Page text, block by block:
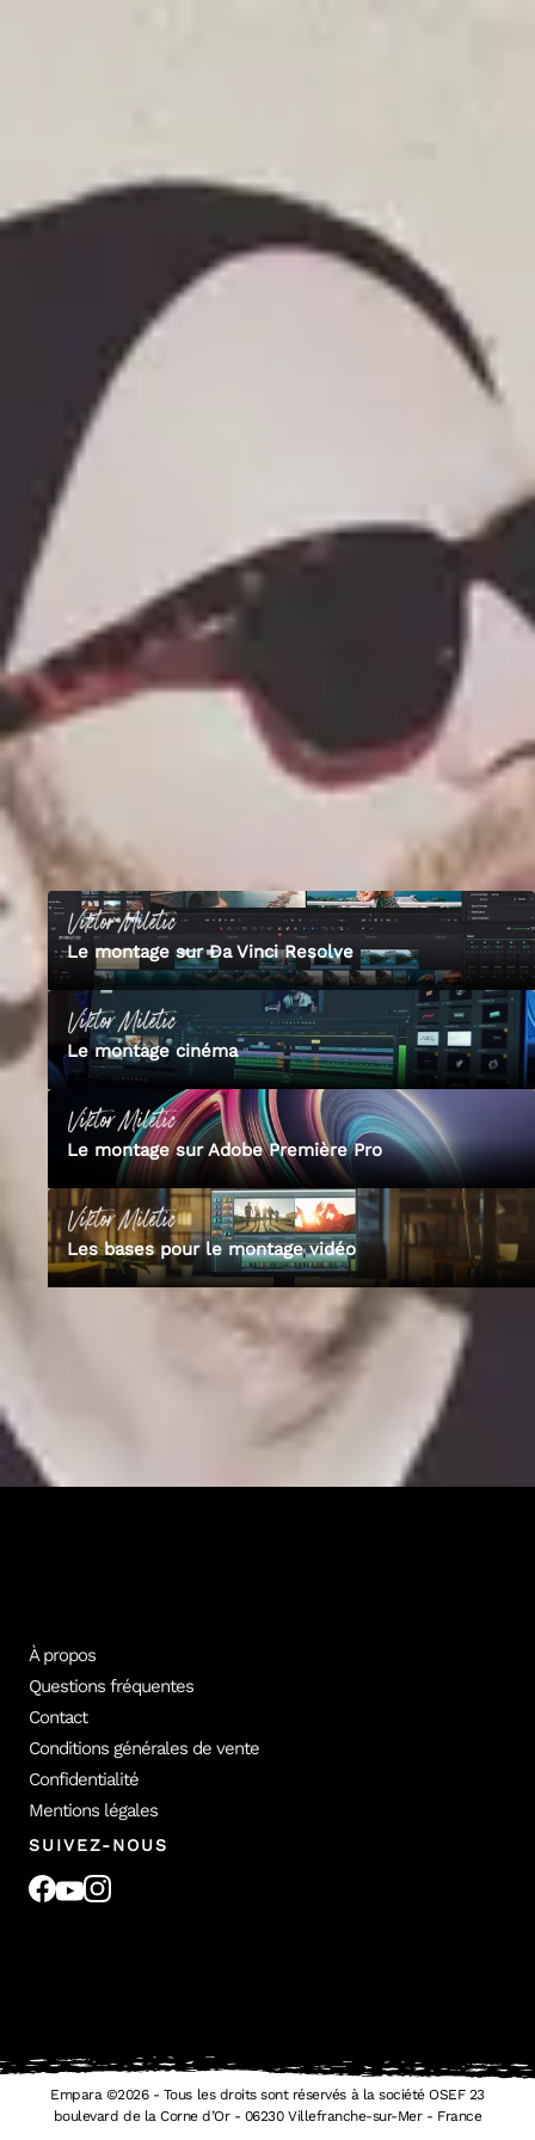
Biographie
C’est ma passion du cinéma qui m’a amené à travailler en tant que
monteur. Faire un film c’est raconter une histoire trois fois. À travers
un scénario, lors du tournage et enfin par le montage. On dégrossit,
décompose, disloque, modèle puis on recompose. Le montage c’est
créer l’illusion du temps réel, restituer une émotion entière, à l’aide de
fragments mis bout à bout. J’ai étudié à la Sorbonne (Paris III), en
cinéma, avant de me lancer comme monteur en free-lance (digital, pub,
documentaire). J’ai travaillé pour des clients tels que Cartier, Peugeot
(PSA), EDF ou encore Pernod-Ricard. En 2010 je suis devenu
intervenant auprès d’écoles de cinéma, d’animation et d’effets
spéciaux, telles que ArtFx ou Isart Digital. Enfin, depuis 2017, je fais
mes armes en tant que réalisateur et scénariste. J’ai à mon actif quatre
clips, deux courts et un moyen métrage ayant été sélectionnés en
festival (dont un prix du Public au Festival du Film Indépendant de St
Mitre, parrainé par Francis Ford Coppola, le Gender Prize au Festival
Le Temps Presse à Paris, parrainé par Wim Wenders, ainsi qu’une
sélection au TISFF de Thessalonique et un film en Coup de Cœur au
SFC du Festival de Cannes). Je poursuis également mon travail dans le
digital (Ballantines, Fally Ipupa, Jameson, Chivas, Ricard, Havana
Club en 2021). Je suis monteur sur tous mes projets et j’adore ça !
02
Les formations de
cours publiés
ViktorMiletic
Le montage sur Da Vinci Resolve
ViktorMiletic
Le montage cinéma
ViktorMiletic
Le montage sur Adobe Première Pro
ViktorMiletic
Les bases pour le montage vidéo
Plus de 100 photographes professionnels conçoivent les formations
vidéo Empara. Découvre les formateurs et le catalogue complet.
Tous les formateurs
À propos
Questions fréquentes
Contact
Conditions générales de vente
Confidentialité
Mentions légales
SUIVEZ-NOUS
Empara ©2026- Tous les droits sont réservés à la société OSEF 23
boulevard de la Corne d’Or - 06230 Villefranche-sur-Mer - France